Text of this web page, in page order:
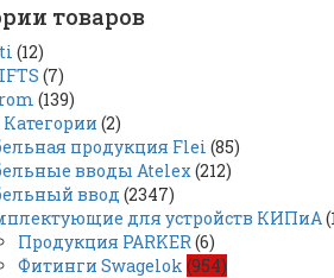
товаров
(12)
(7)
(139)
Категории (2)
продукция Flei (85)
вводы Atelex (212)
ввод (2347)
для устройств КИПиА
Продукция PARKER (6)
Фитинги Swagelok (954)